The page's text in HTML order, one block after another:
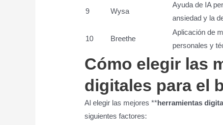
9 Wysa
Ayuda de IA
ansiedad y la
10 Breethe
Aplicación de
personales y
Cómo elegir las
digitales para el
Al elegir las mejores **herramientas
siguientes factores: